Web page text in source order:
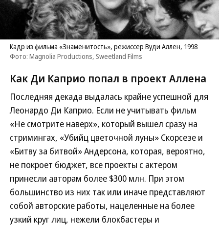
Кадр из фильма «Знаменитость», режиссер Вуди Аллен, 1998
Фото: Magnolia Productions, Sweetland Films
Как Ди Каприо попал в проект Аллена
Последняя декада выдалась крайне успешной для
Леонардо Ди Каприо. Если не учитывать фильм
«Не смотрите наверх», который вышел сразу на
стримингах, «Убийц цветочной луны» Скорсезе и
«Битву за битвой» Андерсона, которая, вероятно,
не покроет бюджет, все проекты с актером
принесли авторам более $300 млн. При этом
большинство из них так или иначе представляют
собой авторские работы, нацеленные на более
узкий круг лиц, нежели блокбастеры и